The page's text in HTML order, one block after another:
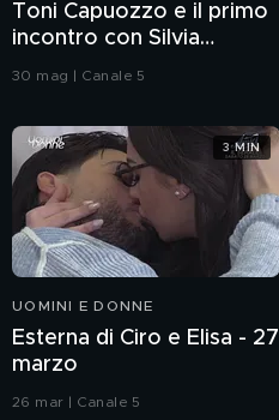
Toni Capuozzo e il primo
incontro con Silvia
Toffanin
30 mag | Canale 5
UOMINI E DONNE
Esterna di Ciro e Elisa - 27
marzo
26 mar | Canale 5
3 MIN